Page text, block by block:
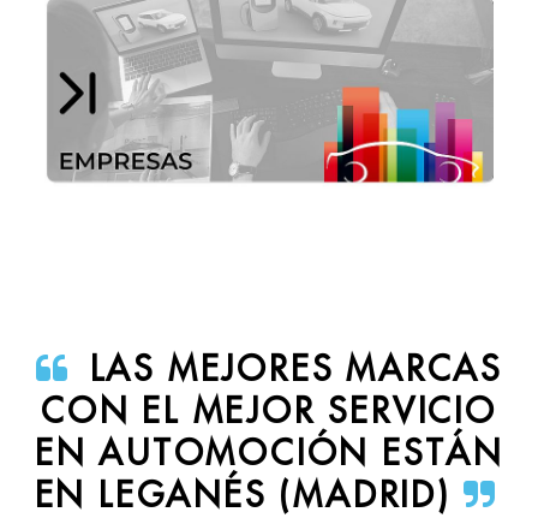
LAS MEJORES MARCAS
CON EL MEJOR SERVICIO
EN AUTOMOCIÓN ESTÁN
EN LEGANÉS (MADRID)